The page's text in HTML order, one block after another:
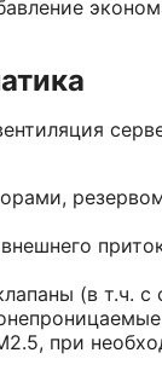
(в т.ч.
при